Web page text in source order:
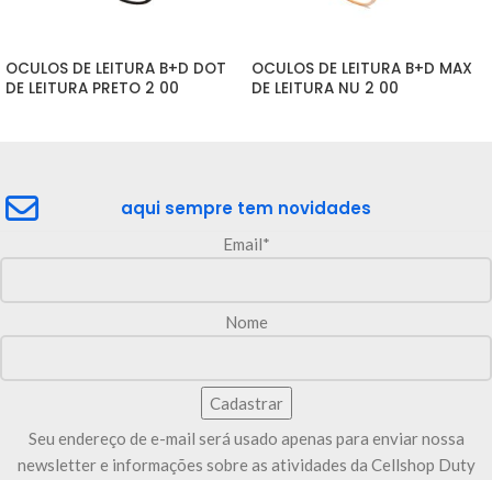
OCULOS DE LEITURA B+D DOT
DE LEITURA PRETO 2 00
OCULOS DE LEITURA B+D MAX
DE LEITURA NU 2 00
aqui sempre tem novidades
Email*
Nome
Seu endereço de e-mail será usado apenas para enviar nossa
newsletter e informações sobre as atividades da Cellshop Duty